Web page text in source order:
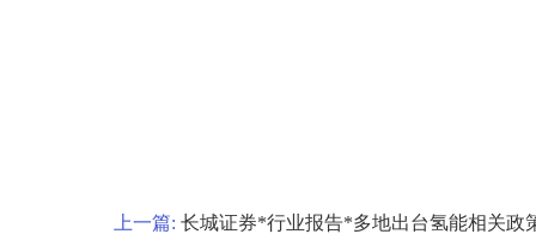
上一篇: 长城证券*行业报告*多地出台氢能相关政